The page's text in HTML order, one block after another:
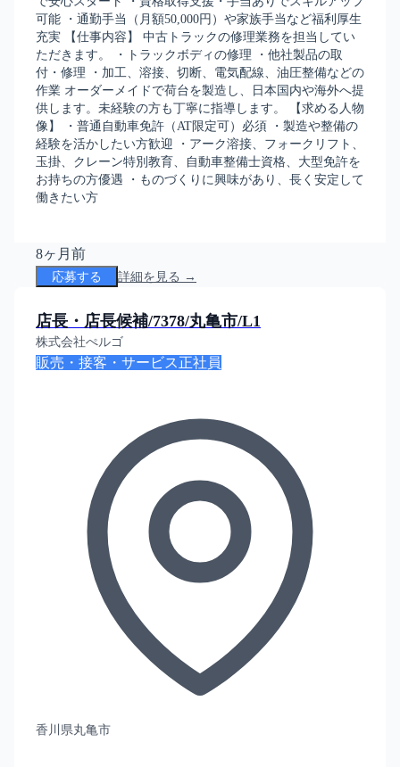
可能 ・通勤手当（月額50,000円）や家族手当など福利厚生
充実 【仕事内容】 中古トラックの修理業務を担当してい
ただきます。 ・トラックボディの修理 ・他社製品の取
付・修理 ・加工、溶接、切断、電気配線、油圧整備などの
作業 オーダーメイドで荷台を製造し、日本国内や海外へ提
供します。未経験の方も丁寧に指導します。 【求める人物
像】 ・普通自動車免許（AT限定可）必須 ・製造や整備の
経験を活かしたい方歓迎 ・アーク溶接、フォークリフト、
玉掛、クレーン特別教育、自動車整備士資格、大型免許を
お持ちの方優遇 ・ものづくりに興味があり、長く安定して
働きたい方
8ヶ月前
応募する 詳細を見る →
店長・店長候補/7378/丸亀市/L1
株式会社ぺルゴ
販売・接客・サービス 正社員
香川県丸亀市